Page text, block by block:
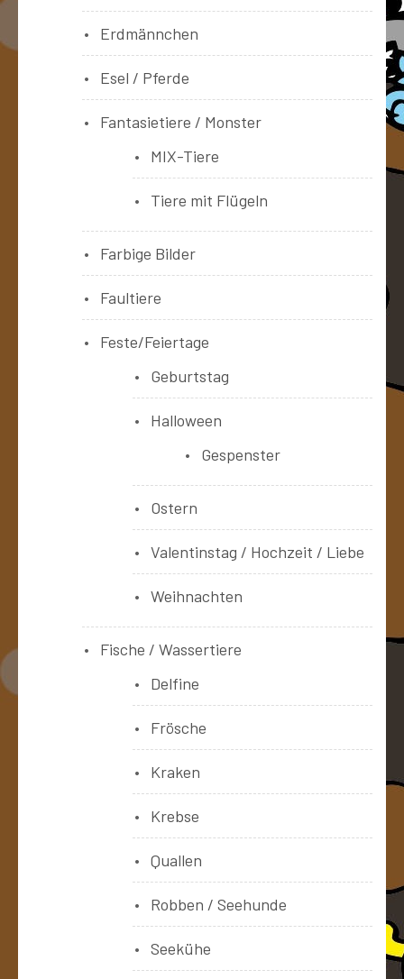
Erdmännchen
Esel / Pferde
Fantasietiere / Monster
MIX-Tiere
Tiere mit Flügeln
Farbige Bilder
Faultiere
Feste/Feiertage
Geburtstag
Halloween
Gespenster
Ostern
Valentinstag / Hochzeit / Liebe
Weihnachten
Fische / Wassertiere
Delfine
Frösche
Kraken
Krebse
Quallen
Robben / Seehunde
Seekühe